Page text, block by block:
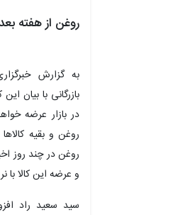
روغن از هفته
به گزارش
بازرگانی با بیان
در بازار عرضه
روغن و بقیه
روغن در چند روز
و عرضه این کالا